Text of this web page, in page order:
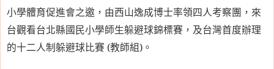
小學體育促進會之邀，由西山逸成博士率領四人考察團，來
台觀看台北縣國民小學師生躲避球錦標賽，及台灣首度辦理
的十二人制躲避球比賽 (教師組) 。